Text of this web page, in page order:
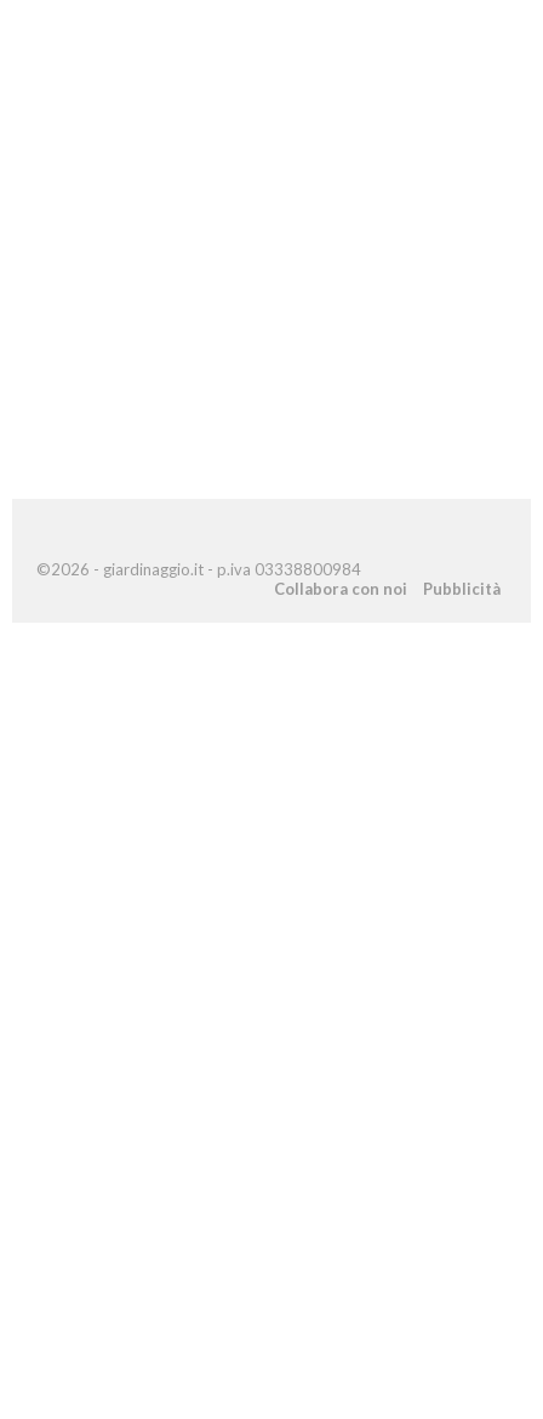
©2026 - giardinaggio.it - p.iva 03338800984
Collabora con noi
Pubblicità